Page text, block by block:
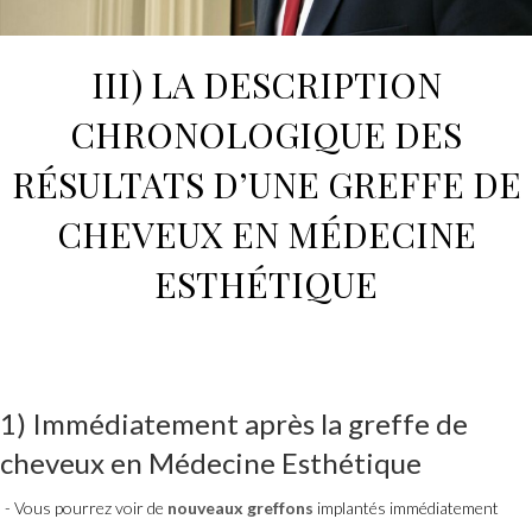
III) LA DESCRIPTION
CHRONOLOGIQUE DES
RÉSULTATS D’UNE GREFFE DE
CHEVEUX EN MÉDECINE
ESTHÉTIQUE
1) Immédiatement après la greffe de
cheveux en Médecine Esthétique
Vous pourrez voir de nouveaux greffons implantés immédiatement